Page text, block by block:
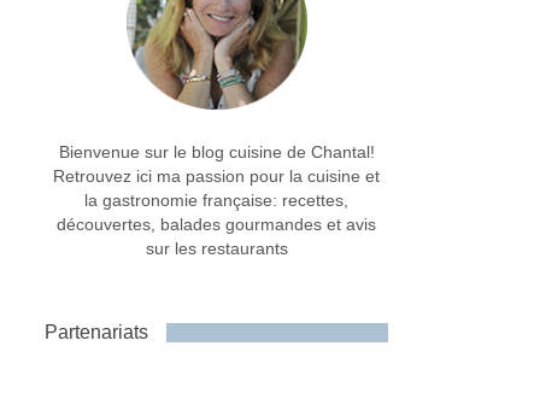
Bienvenue sur le blog cuisine de Chantal!
Retrouvez ici ma passion pour la cuisine et
la gastronomie française: recettes,
découvertes, balades gourmandes et avis
sur les restaurants
Partenariats